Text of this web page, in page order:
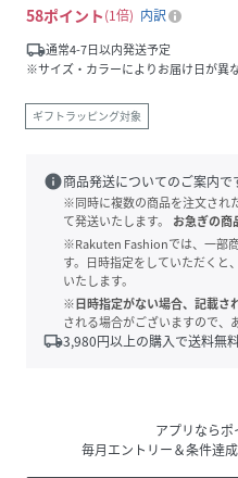
58ポイント 1倍
内訳
local_shipping通常4-7日以内発送予定
※サイズ・カラーによりお届け日が異
ギフトラッピング対象
info商品発送についてのご案内で
※同時に複数の商品を注文され
て発送いたします。
お急ぎの商
※Rakuten Fashionでは、一部
す。日時指定をしていただくと
いたします。
※日時指定がない場合、記載さ
される場合がございますので、
local_shipping3,980円以上の購入で送料無
アプリならポ
毎月エントリー＆条件達成